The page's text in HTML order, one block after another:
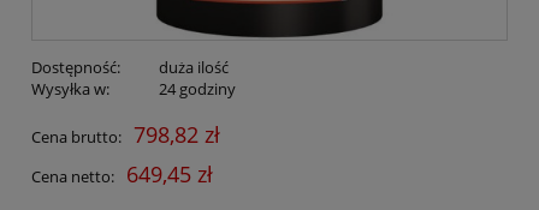
Dostępność:
duża ilość
Wysyłka w:
24 godziny
Cena brutto: 798,82 zł
Cena netto: 649,45 zł